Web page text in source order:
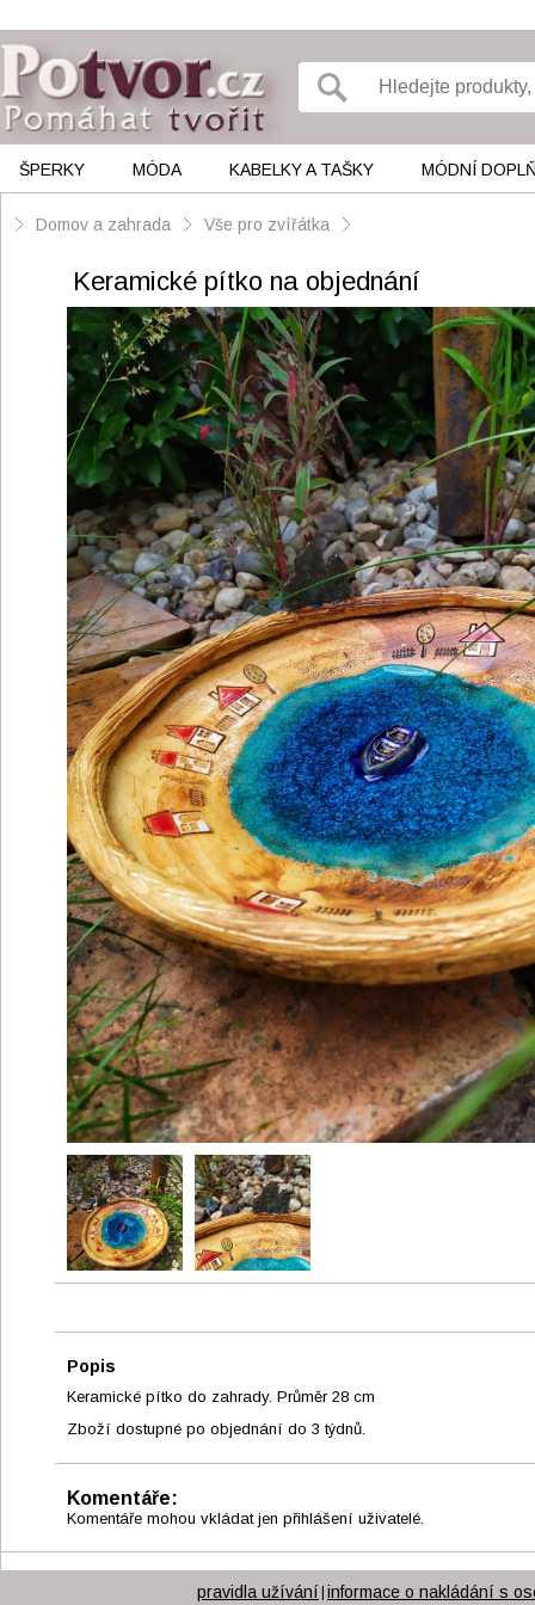
ŠPERKY MÓDA KABELKY A TAŠKY MÓDNÍ
Domov a zahrada Vše pro zvířátka
Keramické pítko na objednání
Popis
Keramické pítko do zahrady. Průměr 28 cm
Zboží dostupné po objednání do 3 týdnů.
Komentáře:
Komentáře mohou vkládat jen přihlášení uživatelé.
pravidla užívání informace o nakládání s